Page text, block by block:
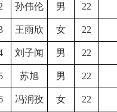
孙伟伦 男 22
王雨欣 女 22
刘子闻 男 22
苏旭 男 22
冯润孜 女 22